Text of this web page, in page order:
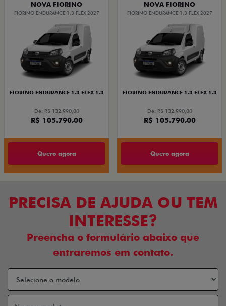
NOVA FIORINO
FIORINO ENDURANCE 1.3 FLEX 2027
FIORINO ENDURANCE 1.3 FLEX 1.3
De: R$ 132.990,00
R$ 105.790,00
Quero agora
NOVA FIORINO
FIORINO ENDURANCE 1.3 FLEX 2027
FIORINO ENDURANCE 1.3 FLEX 1.3
De: R$ 132.990,00
R$ 105.790,00
Quero agora
PRECISA DE AJUDA OU TEM
INTERESSE?
Preencha o formulário abaixo que
entraremos em contato.